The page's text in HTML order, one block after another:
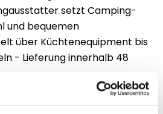
setzt Camping-
und bequemen
über Küchtenequipment bis
- Lieferung innerhalb 48